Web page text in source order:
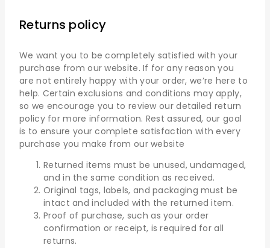
Returns policy
We want you to be completely satisfied with your
purchase from our website. If for any reason you
are not entirely happy with your order, we’re here to
help. Certain exclusions and conditions may apply,
so we encourage you to review our detailed return
policy for more information. Rest assured, our goal
is to ensure your complete satisfaction with every
purchase you make from our website
Returned items must be unused, undamaged,
and in the same condition as received.
Original tags, labels, and packaging must be
intact and included with the returned item.
Proof of purchase, such as your order
confirmation or receipt, is required for all
returns.